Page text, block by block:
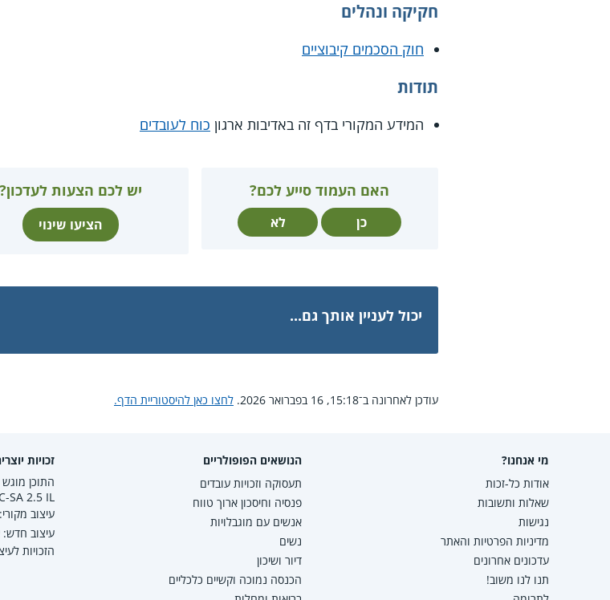
חקיקה ונהלים
חוק הסכמים קיבוציים
תודות
המידע המקורי בדף זה באדיבות ארגון כוח לעובדים
האם העמוד סייע לכם?
כן לא
יש לכם הצעות לעדכון?
הציעו שינוי
יכול לעניין אותך גם...
עודכן לאחרונה ב־15:18, 16 בפברואר 2026. לחצו כאן להיסטוריית הדף.
מי אנחנו?
אודות כל-זכות
שאלות ותשובות
נגישות
מדיניות הפרטיות והאתר
עדכונים אחרונים
תנו לנו משוב!
הנושאים הפופולריים
תעסוקה וזכויות עובדים
פנסיה וחיסכון ארוך טווח
אנשים עם מוגבלויות
נשים
דיור ושיכון
הכנסה נמוכה וקשיים כלכליים
זכויות
SA 2.5 IL.
עיצוב
עיצוב חדש:
הזכויות